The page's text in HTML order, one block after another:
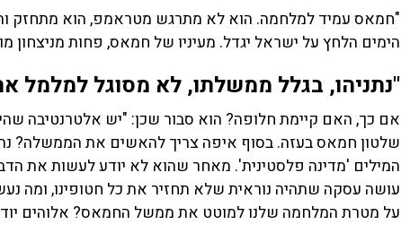
"חמאס עמיד למלחמה. הוא לא מתרגש מטראמפ, הוא מתחזק
הימים הלחץ על ישראל יגדל. מעיניו של חמאס, פחות מניצחון
"נתניהו, בגלל ממשלתו, לא מסוגל למלמל
אם כך, האם קיימת חלופה? הוא סבור שכן: "יש אלטרנטיבה
שלטון חמאס בעזה. בסוף איפה צריך להאשים את הממשלה?
המילים 'מדינה פלסטינית'. מאחר שהוא לא יודע לעשות את
עושה עסקה שתהיה נוראית שלא תחזיר את כל חטופינו, ומה
על מטרת המלחמה שלנו למוטט את ממשל החמאס? אלוהים